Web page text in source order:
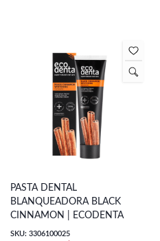
PASTA DENTAL
BLANQUEADORA BLACK
CINNAMON | ECODENTA
SKU: 3306100025